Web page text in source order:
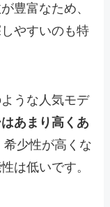
豊富なため、
やすいのも特
うな人気モデ
あまり高くあ
少性が高くな
は低いです。